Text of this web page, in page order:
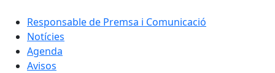
Responsable de Premsa i Comunicació
Notícies
Agenda
Avisos